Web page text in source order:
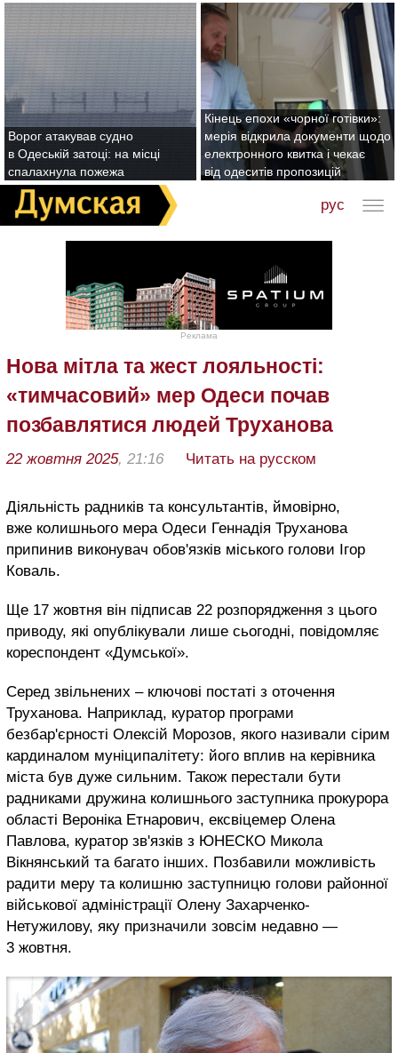
Ворог атакував судно
в Одеській затоці: на місці
спалахнула пожежа
Кінець епохи «чорної готівки»:
мерія відкрила документи щодо
електронного квитка і чекає
від одеситів пропозицій
рус
Реклама
Нова мітла та жест лояльності:
«тимчасовий» мер Одеси почав
позбавлятися людей Труханова
22 жовтня 2025, 21:16 Читать на русском
Діяльність радників та консультантів, ймовірно,
вже колишнього мера Одеси Геннадія Труханова
припинив виконувач обов'язків міського голови Ігор
Коваль.
Ще 17 жовтня він підписав 22 розпорядження з цього
приводу, які опублікували лише сьогодні, повідомляє
кореспондент «Думської».
Серед звільнених – ключові постаті з оточення
Труханова. Наприклад, куратор програми
безбар'єрності Олексій Морозов, якого називали сірим
кардиналом муніципалітету: його вплив на керівника
міста був дуже сильним. Також перестали бути
радниками дружина колишнього заступника прокурора
області Вероніка Етнарович, ексвіцемер Олена
Павлова, куратор зв'язків з ЮНЕСКО Микола
Вікнянський та багато інших. Позбавили можливість
радити меру та колишню заступницю голови районної
військової адміністрації Олену Захарченко-
Нетужилову, яку призначили зовсім недавно —
3 жовтня.